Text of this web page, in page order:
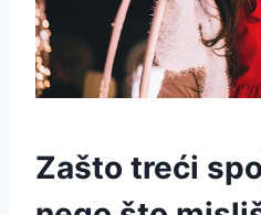
Zašto treći